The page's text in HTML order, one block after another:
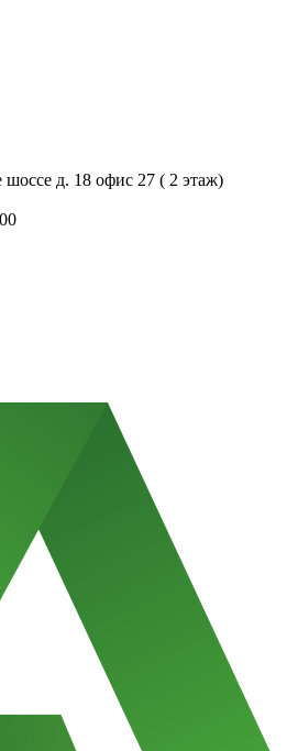
д. 18 офис 27 ( 2 этаж)